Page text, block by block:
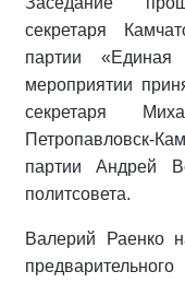
секретаря
партии
мероприятии
секретаря
Петропавловск-
партии Андрей
политсовета.
Валерий Раенко